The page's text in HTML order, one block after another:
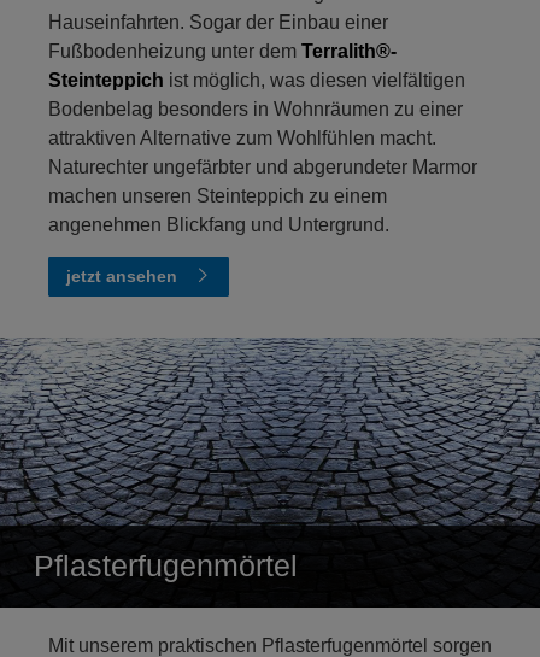
Hauseinfahrten. Sogar der Einbau einer
Fußbodenheizung unter dem Terralith®-
Steinteppich ist möglich, was diesen vielfältigen
Bodenbelag besonders in Wohnräumen zu einer
attraktiven Alternative zum Wohlfühlen macht.
Naturechter ungefärbter und abgerundeter Marmor
machen unseren Steinteppich zu einem
angenehmen Blickfang und Untergrund.
jetzt ansehen
Mit unserem praktischen Pflasterfugenmörtel sorgen
Pflasterfugenmörtel